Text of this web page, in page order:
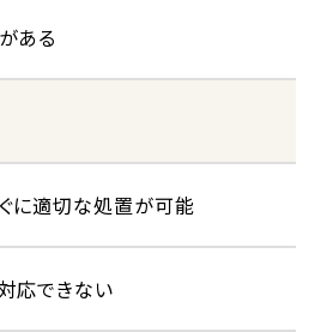
ある
に適切な処置が可能
応できない